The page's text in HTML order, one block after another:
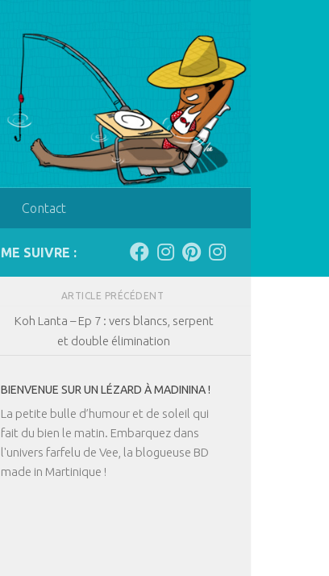
Contact
ME SUIVRE :
ARTICLE PRÉCÉDENT
Koh Lanta – Ep 7 : vers blancs, serpent
et double élimination
BIENVENUE SUR UN LÉZARD À MADININA !
La petite bulle d’humour et de soleil qui
fait du bien le matin. Embarquez dans
l'univers farfelu de Vee, la blogueuse BD
made in Martinique !